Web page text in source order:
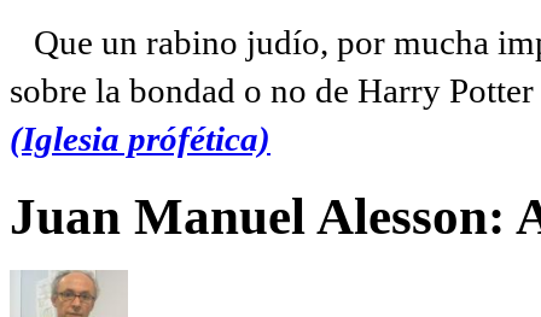
Que un rabino judío, por mucha
sobre la bondad o no de Harry
(Iglesia prófética)
Juan Manuel Alesson: